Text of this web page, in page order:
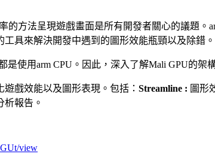
⽅法呈現遊戲畫⾯是所有開發者關⼼的議題。
具來解決開發中遇到的圖形效能瓶頸以及除錯。
使⽤arm CPU。因此，深入了解Mali GPU的
戲效能以及圖形表現。包括： Streamline : 圖形
析報告。
view